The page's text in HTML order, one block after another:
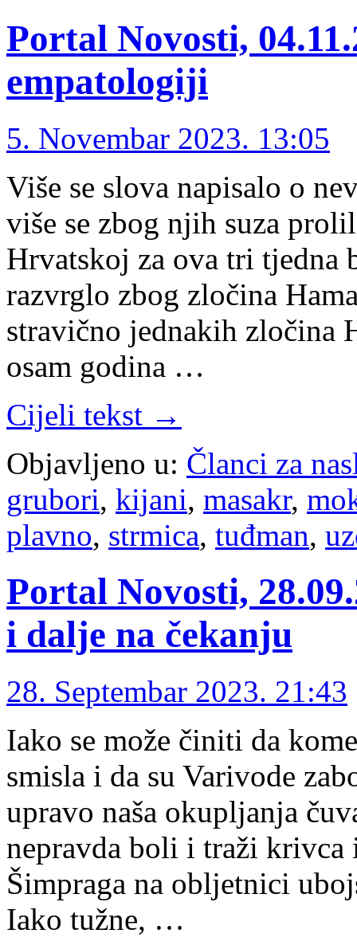
Portal Novosti,
empatologiji
5. Novembar 2023. 13:05
Više se slova napisalo o
više se zbog njih suza
Hrvatskoj za ova tri tjedna
razvrglo zbog zločina
stravično jednakih zločina
osam godina …
Cijeli tekst →
Objavljeno u: Članci za
grubori, kijani, masakr,
plavno, strmica, tuđman,
Portal Novosti,
i dalje na čekanju
28. Septembar 2023. 21:43
Iako se može činiti da
smisla i da su Varivode
upravo naša okupljanja
nepravda boli i traži krivca
Šimpraga na obljetnici
Iako tužne, …